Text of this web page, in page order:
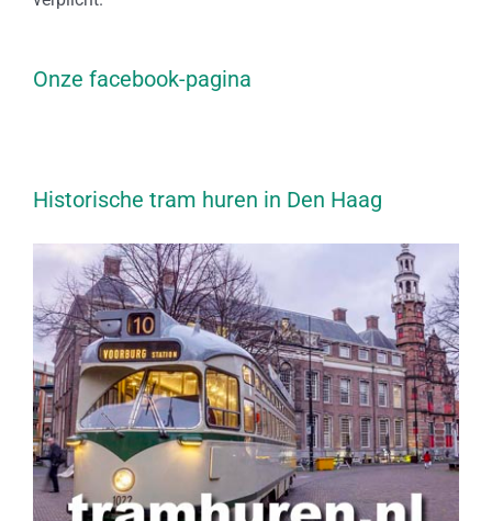
Onze facebook-pagina
Historische tram huren in Den Haag